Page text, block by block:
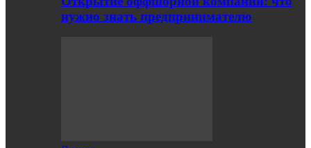
нужно знать предпринимателю